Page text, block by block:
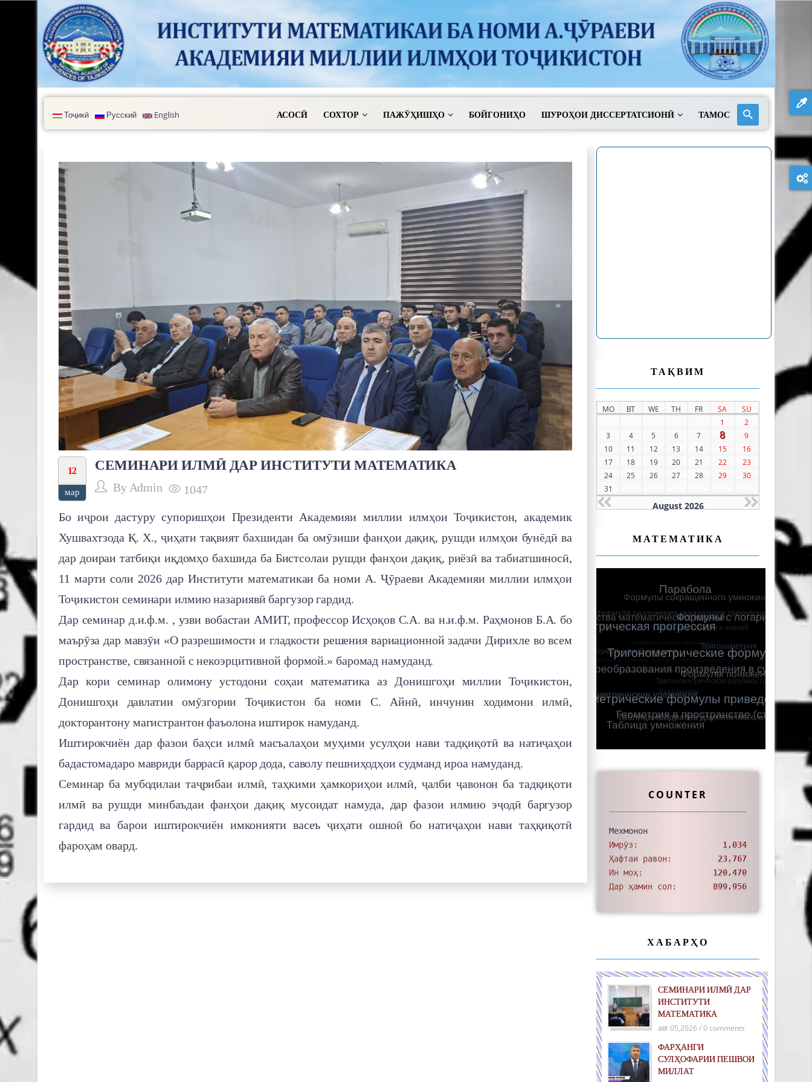
Перейти к основному содержанию
АСОСӢ СОХТОР ПАЖӮҲИШҲО БОЙГОНИҲО ШУРОҲОИ ДИССЕРТАТСИОНӢ ТАМОС
Тоҷикӣ Русский English
12
мар
СЕМИНАРИ ИЛМӢ ДАР ИНСТИТУТИ МАТЕМАТИКА
By Admin 1047
Бо иҷрои дастуру супоришҳои Президенти Академияи миллии илмҳои Тоҷикистон, академик
Хушвахтзода Қ. Х., ҷиҳати тақвият бахшидан ба омӯзиши фанҳои дақиқ, рушди илмҳои бунёдӣ ва
дар доираи татбиқи иқдомҳо бахшида ба Бистсолаи рушди фанҳои дақиқ, риёзӣ ва табиатшиносӣ,
11 марти соли 2026 дар Институти математикаи ба номи А. Ҷӯраеви Академияи миллии илмҳои
Тоҷикистон семинари илмию назариявӣ баргузор гардид.
Дар семинар д.и.ф.м. , узви вобастаи АМИТ, профессор Исҳоқов С.А. ва н.и.ф.м. Раҳмонов Б.А. бо
маърӯза дар мавзӯи «О разрешимости и гладкости решения вариационной задачи Дирихле во всем
пространстве, связанной с некоэрцитивной формой.» баромад намуданд.
Дар кори семинар олимону устодони соҳаи математика аз Донишгоҳи миллии Тоҷикистон,
Донишгоҳи давлатии омӯзгории Тоҷикистон ба номи С. Айнӣ, инчунин ходимони илмӣ,
докторантону магистрантон фаъолона иштирок намуданд.
Иштирокчиён дар фазои баҳси илмӣ масъалаҳои муҳими усулҳои нави тадқиқотӣ ва натиҷаҳои
бадастомадаро мавриди баррасӣ қарор дода, саволу пешниҳодҳои судманд ироа намуданд.
Семинар ба мубодилаи таҷрибаи илмӣ, таҳкими ҳамкориҳои илмӣ, ҷалби ҷавонон ба тадқиқоти
илмӣ ва рушди минбаъдаи фанҳои дақиқ мусоидат намуда, дар фазои илмию эҷодӣ баргузор
гардид ва барои иштирокчиён имконияти васеъ ҷиҳати ошноӣ бо натиҷаҳои нави таҳқиқотӣ
фароҳам овард.
ТАҚВИМ
MO ВТ WE TH FR SA
SU
1
2
3
4 5 6 7 8
9
10
11 12 13 14 15
16
17
18 19 20 21 22
23
24
25 26 27 28 29
30
31
August 2026
МАТЕМАТИКА
COUNTER
Мехмонон
Имрӯз:
1,034
Ҳафтаи равон:
23,767
Ин моҳ:
120,470
Дар ҳамин сол:
899,956
ХАБАРҲО
СЕМИНАРИ ИЛМӢ ДАР
ИНСТИТУТИ
МАТЕМАТИКА
авг 05,2026 / 0 comments
ФАРҲАНГИ
СУЛҲОФАРИИ ПЕШВОИ
МИЛЛАТ